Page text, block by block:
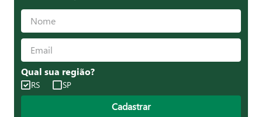
Qual sua região?
RS SP
Cadastrar